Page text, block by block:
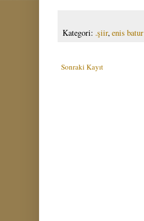
Kategori: .şiir,enis batur
Sonraki Kayıt